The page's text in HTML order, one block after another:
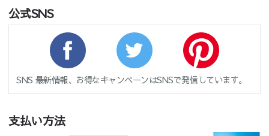
公式SNS
SNS 最新情報、お得なキャンペーンはSNSで発信しています。
支払い方法